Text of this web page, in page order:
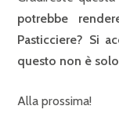
potrebbe
Pasticciere? Si
questo non è
Alla prossima!